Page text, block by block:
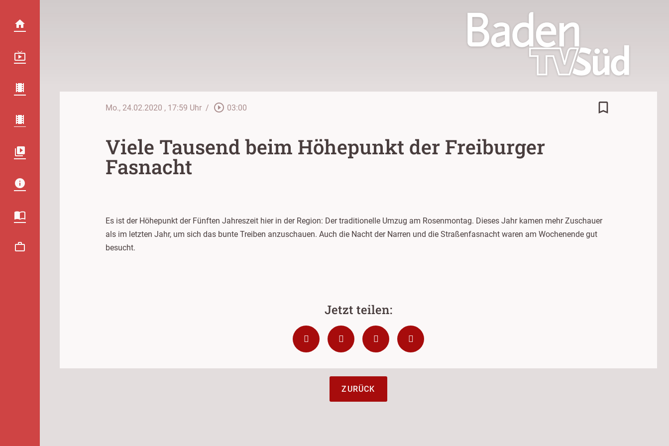
Mo., 24.02.2020 , 17:59 Uhr / play_circle_outline 03:00 bookmark_border
Viele Tausend beim Höhepunkt der Freiburger
Fasnacht
Es ist der Höhepunkt der Fünften Jahreszeit hier in der Region: Der traditionelle Umzug am Rosenmontag. Dieses Jahr kamen mehr Zuschauer
als im letzten Jahr, um sich das bunte Treiben anzuschauen. Auch die Nacht der Narren und die Straßenfasnacht waren am Wochenende gut
besucht.
ZURÜCK